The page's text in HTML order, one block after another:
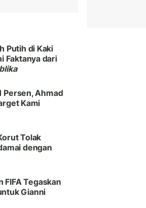
Putih di Kaki
Faktanya dari
Persen, Ahmad
Kami
Tolak
dengan
FIFA Tegaskan
Gianni